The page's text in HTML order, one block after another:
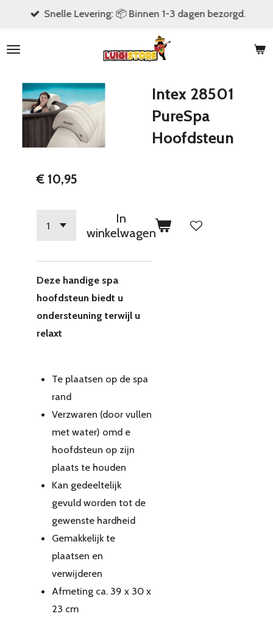
naar
hoofdinhoud
Snelle Levering: 📦 Binnen 1-3 dagen bezorgd.
Intex 28501
PureSpa
Hoofdsteun
€ 10,95
In
winkelwagen
Deze handige spa
hoofdsteun biedt u
ondersteuning terwijl u
relaxt
Te plaatsen op de spa
rand
Verzwaren (door vullen
met water) omd e
hoofdsteun op zijn
plaats te houden
Kan gedeeltelijk
gevuld worden tot de
gewenste hardheid
Gemakkelijk te
plaatsen en
verwijderen
Afmeting ca. 39 x 30 x
23 cm